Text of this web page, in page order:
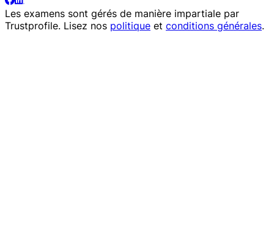
Les examens sont gérés de manière impartiale par
Trustprofile. Lisez nos politique et conditions générales.